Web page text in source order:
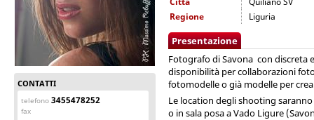
CONTATTI
telefono 3455478252
fax
Regione
Liguria
Presentazione
Fotografo di Savona con discreta
disponibilità per collaborazioni
fotomodelle o già modelle per
Le location degli shooting
o in sala posa a Vado Ligure